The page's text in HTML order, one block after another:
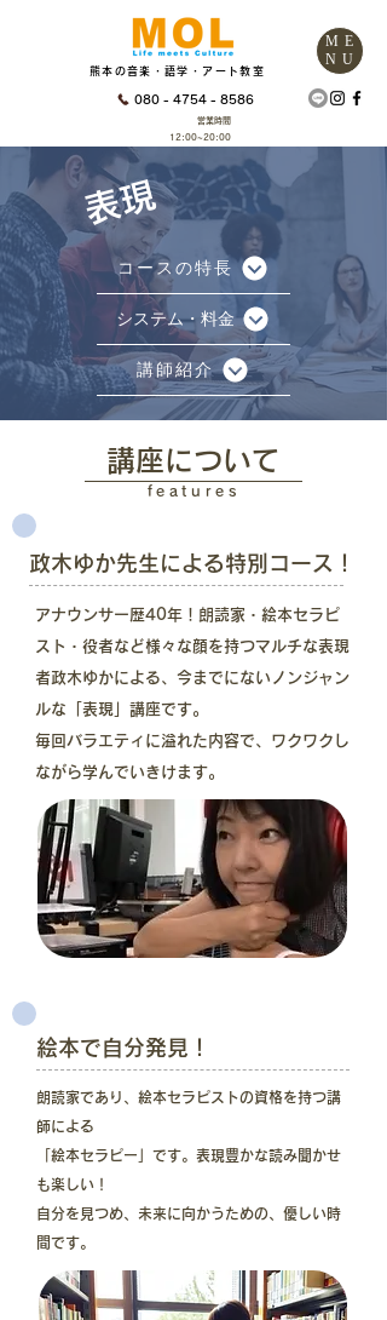
熊本の音楽・語学・アート教室
080 - 4754 - 8586
営業時間
12:00~20:00
ME
NU
​表現
コースの特長
システム・料金
講師紹介
講座について
features
政木ゆか先生による特別コース！
​アナウンサー歴40年！朗読家・絵本セラピ
スト・役者など様々な顔を持つマルチな表現
者政木ゆかによる、今までにないノンジャン
ルな「表現」講座です。
毎回バラエティに溢れた内容で、ワクワクし
ながら学んでいきけます。
絵本で自分発見！
朗読家であり、絵本セラピストの資格を持つ講
師による
「絵本セラピー」です。表現豊かな読み聞かせ
も楽しい！
​自分を見つめ、未来に向かうための、優しい時
間です。